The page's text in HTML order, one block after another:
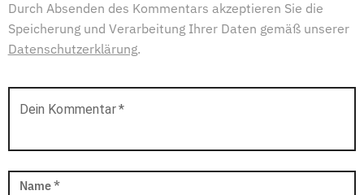
Durch Absenden des Kommentars akzeptieren Sie die
Speicherung und Verarbeitung Ihrer Daten gemäß unserer
Datenschutzerklärung.
Dein Kommentar*
Name *